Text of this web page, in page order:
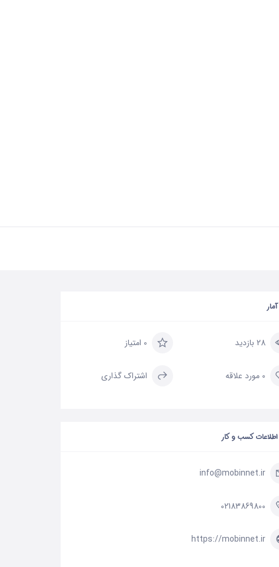
آمار
28 بازدید 0 امتیاز
0 مورد علاقه اشتراک گذاری
اطلاعات کسب و کار
info@mobinnet.ir
02183869800
https://mobinnet.ir